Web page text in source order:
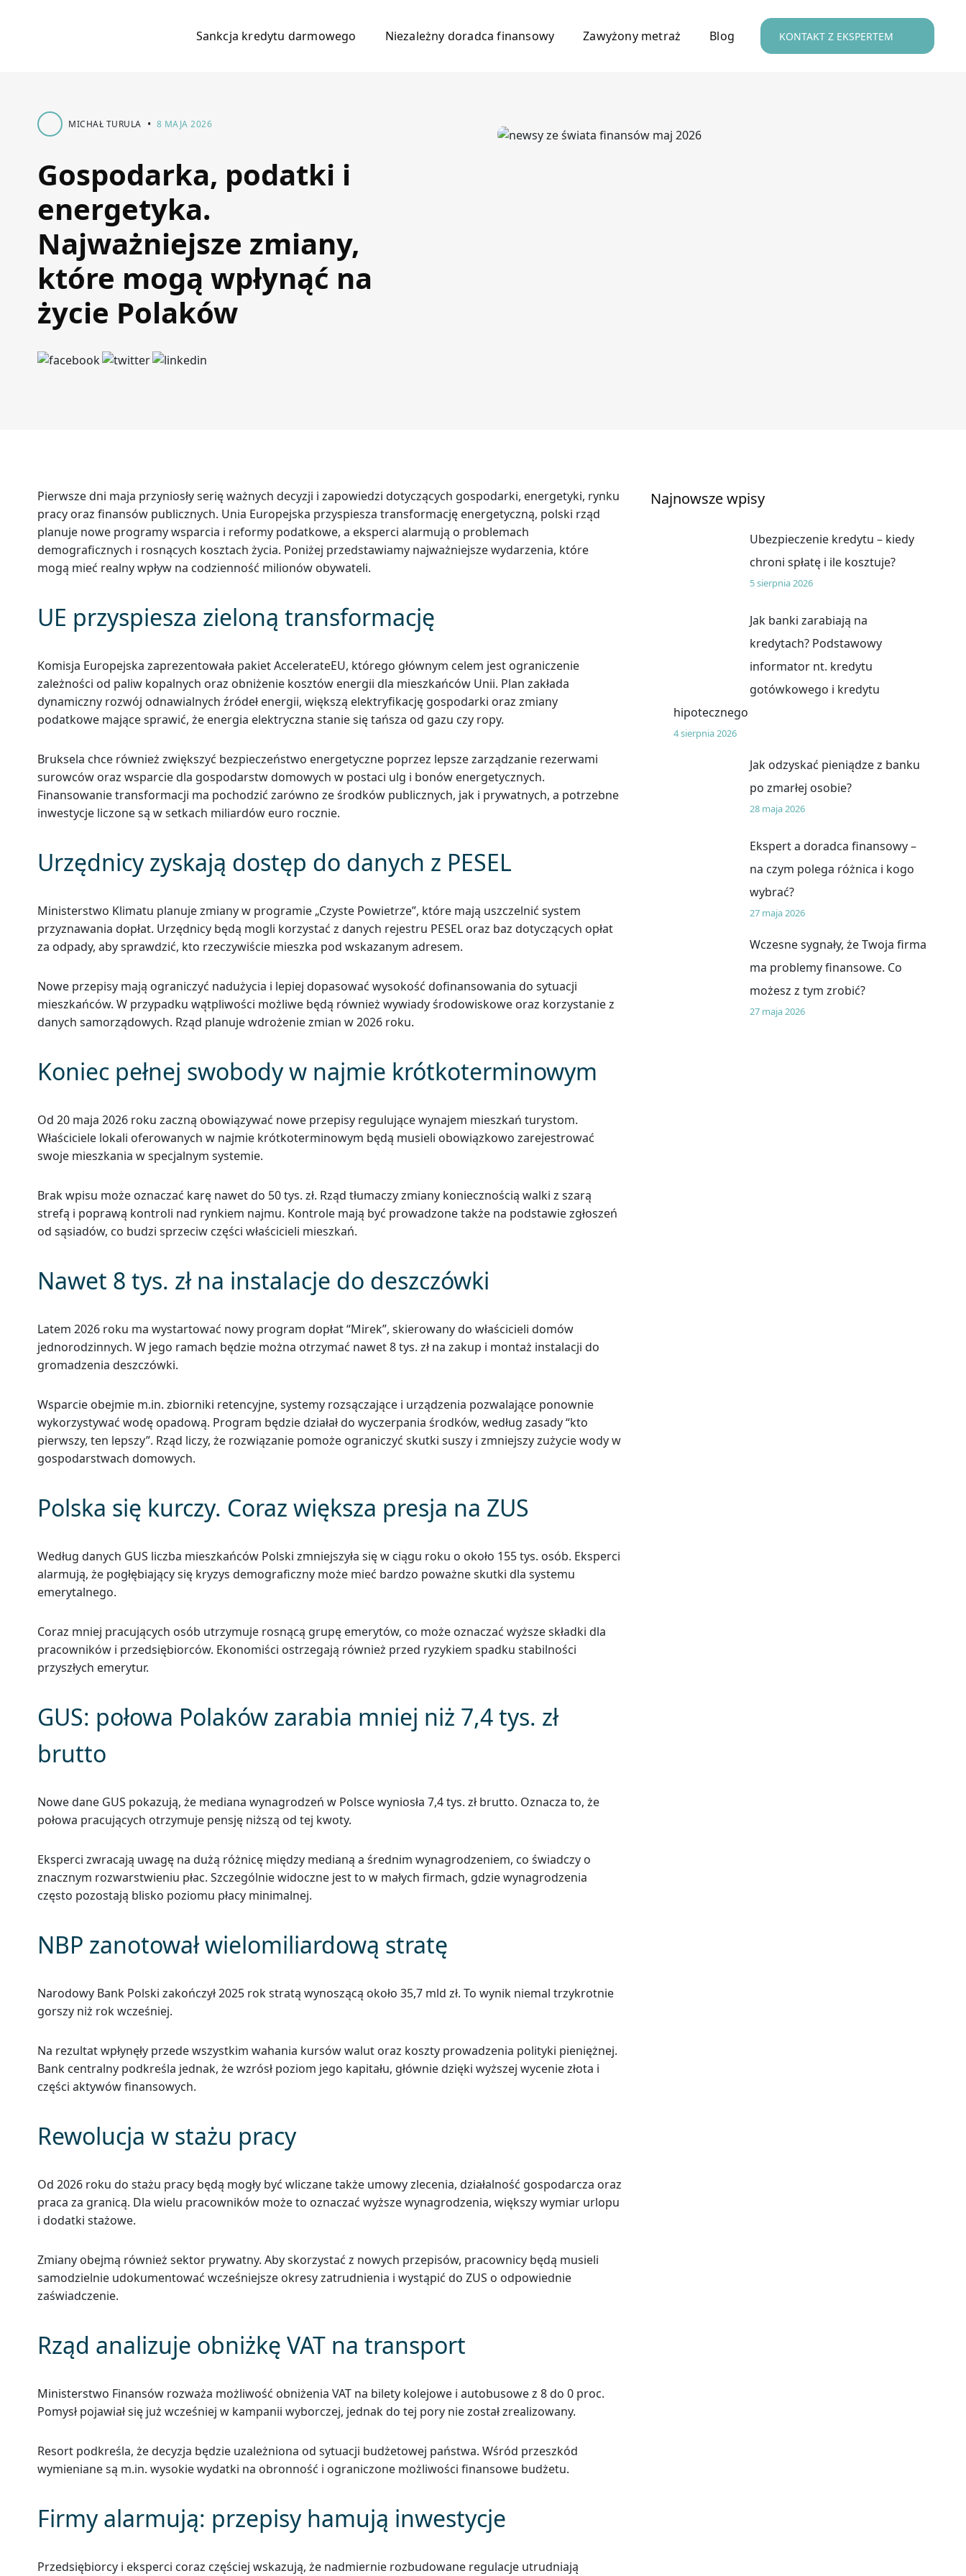
Sankcja kredytu darmowego Niezależny doradca finansowy Zawyżony metraż Blog KONTAKT Z EKSPERTEM
MICHAŁ TURULA • 8 MAJA 2026
Gospodarka, podatki i
energetyka.
Najważniejsze zmiany,
które mogą wpłynąć na
życie Polaków
Pierwsze dni maja przyniosły serię ważnych decyzji i zapowiedzi dotyczących gospodarki, energetyki, rynku
pracy oraz finansów publicznych. Unia Europejska przyspiesza transformację energetyczną, polski rząd
planuje nowe programy wsparcia i reformy podatkowe, a eksperci alarmują o problemach
demograficznych i rosnących kosztach życia. Poniżej przedstawiamy najważniejsze wydarzenia, które
mogą mieć realny wpływ na codzienność milionów obywateli.
UE przyspiesza zieloną transformację
Komisja Europejska zaprezentowała pakiet AccelerateEU, którego głównym celem jest ograniczenie
zależności od paliw kopalnych oraz obniżenie kosztów energii dla mieszkańców Unii. Plan zakłada
dynamiczny rozwój odnawialnych źródeł energii, większą elektryfikację gospodarki oraz zmiany
podatkowe mające sprawić, że energia elektryczna stanie się tańsza od gazu czy ropy.
Bruksela chce również zwiększyć bezpieczeństwo energetyczne poprzez lepsze zarządzanie rezerwami
surowców oraz wsparcie dla gospodarstw domowych w postaci ulg i bonów energetycznych.
Finansowanie transformacji ma pochodzić zarówno ze środków publicznych, jak i prywatnych, a potrzebne
inwestycje liczone są w setkach miliardów euro rocznie.
Urzędnicy zyskają dostęp do danych z PESEL
Ministerstwo Klimatu planuje zmiany w programie „Czyste Powietrze”, które mają uszczelnić system
przyznawania dopłat. Urzędnicy będą mogli korzystać z danych rejestru PESEL oraz baz dotyczących opłat
za odpady, aby sprawdzić, kto rzeczywiście mieszka pod wskazanym adresem.
Nowe przepisy mają ograniczyć nadużycia i lepiej dopasować wysokość dofinansowania do sytuacji
mieszkańców. W przypadku wątpliwości możliwe będą również wywiady środowiskowe oraz korzystanie z
danych samorządowych. Rząd planuje wdrożenie zmian w 2026 roku.
Koniec pełnej swobody w najmie krótkoterminowym
Od 20 maja 2026 roku zaczną obowiązywać nowe przepisy regulujące wynajem mieszkań turystom.
Właściciele lokali oferowanych w najmie krótkoterminowym będą musieli obowiązkowo zarejestrować
swoje mieszkania w specjalnym systemie.
Brak wpisu może oznaczać karę nawet do 50 tys. zł. Rząd tłumaczy zmiany koniecznością walki z szarą
strefą i poprawą kontroli nad rynkiem najmu. Kontrole mają być prowadzone także na podstawie zgłoszeń
od sąsiadów, co budzi sprzeciw części właścicieli mieszkań.
Nawet 8 tys. zł na instalacje do deszczówki
Latem 2026 roku ma wystartować nowy program dopłat “Mirek”, skierowany do właścicieli domów
jednorodzinnych. W jego ramach będzie można otrzymać nawet 8 tys. zł na zakup i montaż instalacji do
gromadzenia deszczówki.
Wsparcie obejmie m.in. zbiorniki retencyjne, systemy rozsączające i urządzenia pozwalające ponownie
wykorzystywać wodę opadową. Program będzie działał do wyczerpania środków, według zasady “kto
pierwszy, ten lepszy”. Rząd liczy, że rozwiązanie pomoże ograniczyć skutki suszy i zmniejszy zużycie wody w
gospodarstwach domowych.
Polska się kurczy. Coraz większa presja na ZUS
Według danych GUS liczba mieszkańców Polski zmniejszyła się w ciągu roku o około 155 tys. osób. Eksperci
alarmują, że pogłębiający się kryzys demograficzny może mieć bardzo poważne skutki dla systemu
emerytalnego.
Coraz mniej pracujących osób utrzymuje rosnącą grupę emerytów, co może oznaczać wyższe składki dla
pracowników i przedsiębiorców. Ekonomiści ostrzegają również przed ryzykiem spadku stabilności
przyszłych emerytur.
GUS: połowa Polaków zarabia mniej niż 7,4 tys. zł
brutto
Nowe dane GUS pokazują, że mediana wynagrodzeń w Polsce wyniosła 7,4 tys. zł brutto. Oznacza to, że
połowa pracujących otrzymuje pensję niższą od tej kwoty.
Eksperci zwracają uwagę na dużą różnicę między medianą a średnim wynagrodzeniem, co świadczy o
znacznym rozwarstwieniu płac. Szczególnie widoczne jest to w małych firmach, gdzie wynagrodzenia
często pozostają blisko poziomu płacy minimalnej.
NBP zanotował wielomiliardową stratę
Narodowy Bank Polski zakończył 2025 rok stratą wynoszącą około 35,7 mld zł. To wynik niemal trzykrotnie
gorszy niż rok wcześniej.
Na rezultat wpłynęły przede wszystkim wahania kursów walut oraz koszty prowadzenia polityki pieniężnej.
Bank centralny podkreśla jednak, że wzrósł poziom jego kapitału, głównie dzięki wyższej wycenie złota i
części aktywów finansowych.
Rewolucja w stażu pracy
Od 2026 roku do stażu pracy będą mogły być wliczane także umowy zlecenia, działalność gospodarcza oraz
praca za granicą. Dla wielu pracowników może to oznaczać wyższe wynagrodzenia, większy wymiar urlopu
i dodatki stażowe.
Zmiany obejmą również sektor prywatny. Aby skorzystać z nowych przepisów, pracownicy będą musieli
samodzielnie udokumentować wcześniejsze okresy zatrudnienia i wystąpić do ZUS o odpowiednie
zaświadczenie.
Rząd analizuje obniżkę VAT na transport
Ministerstwo Finansów rozważa możliwość obniżenia VAT na bilety kolejowe i autobusowe z 8 do 0 proc.
Pomysł pojawiał się już wcześniej w kampanii wyborczej, jednak do tej pory nie został zrealizowany.
Resort podkreśla, że decyzja będzie uzależniona od sytuacji budżetowej państwa. Wśród przeszkód
wymieniane są m.in. wysokie wydatki na obronność i ograniczone możliwości finansowe budżetu.
Firmy alarmują: przepisy hamują inwestycje
Przedsiębiorcy i eksperci coraz częściej wskazują, że nadmiernie rozbudowane regulacje utrudniają
Najnowsze wpisy
Ubezpieczenie kredytu – kiedy
chroni spłatę i ile kosztuje?
5 sierpnia 2026
Jak banki zarabiają na
kredytach? Podstawowy
informator nt. kredytu
gotówkowego i kredytu
hipotecznego
4 sierpnia 2026
Jak odzyskać pieniądze z banku
po zmarłej osobie?
28 maja 2026
Ekspert a doradca finansowy –
na czym polega różnica i kogo
wybrać?
27 maja 2026
Wczesne sygnały, że Twoja firma
ma problemy finansowe. Co
możesz z tym zrobić?
27 maja 2026